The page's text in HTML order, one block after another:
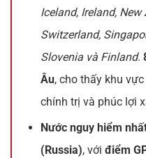
Iceland, Ireland,
Switzerland,
Slovenia và Finland.
Âu, cho thấy khu
chính trị và phúc lợi
Nước nguy hiểm
(Russia), vớiđiểm